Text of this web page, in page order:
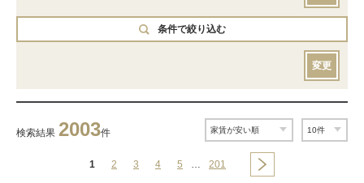
条件で絞り込む
変更
検索結果 2003件
1 2 3 4 5 … 201